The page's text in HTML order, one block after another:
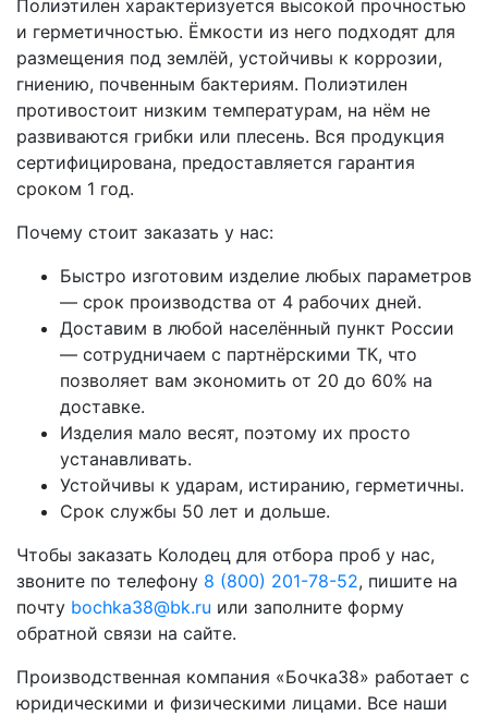
Полиэтилен характеризуется высокой прочностью
и герметичностью. Ёмкости из него подходят для
размещения под землёй, устойчивы к коррозии,
гниению, почвенным бактериям. Полиэтилен
противостоит низким температурам, на нём не
развиваются грибки или плесень. Вся продукция
сертифицирована, предоставляется гарантия
сроком 1 год.
Почему стоит заказать у нас:
Быстро изготовим изделие любых параметров
— срок производства от 4 рабочих дней.
Доставим в любой населённый пункт России
— сотрудничаем с партнёрскими ТК, что
позволяет вам экономить от 20 до 60% на
доставке.
Изделия мало весят, поэтому их просто
устанавливать.
Устойчивы к ударам, истиранию, герметичны.
Срок службы 50 лет и дольше.
Чтобы заказать Колодец для отбора проб у нас,
звоните по телефону 8 (800) 201-78-52, пишите на
почту bochka38@bk.ru или заполните форму
обратной связи на сайте.
Производственная компания «Бочка38» работает с
юридическими и физическими лицами. Все наши